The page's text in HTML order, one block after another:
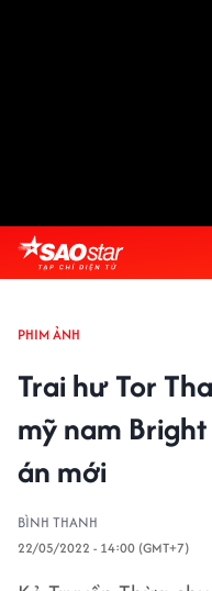
PHIM ẢNH
Trai hư Tor
mỹ nam
án mới
BÌNH THANH
22/05/2022 - 14:00 (GMT+7)